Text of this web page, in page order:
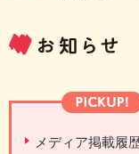
メディア掲載履